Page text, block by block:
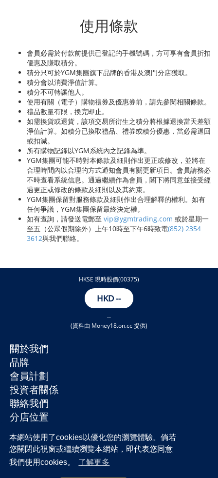
本網站使用了cookies以優化您的瀏覽體驗。倘若
您關閉此視窗或繼續瀏覽本網站，即代表您同意
我們使用cookies。
了解更多
使用條款
會員必需於付款前提供已登記的手機號碼，方可享有會員折扣
優惠及賺取積分。
積分只可於YGM集團旗下品牌的香港及澳門分店獲取。
積分會以消費淨值計算。
積分不可轉讓他人。
使用有關（電子）購物禮券及優惠券前，請先參閱相關條款。
禮品數量有限，換完即止。
如需換貨或退貨，該項交易所衍生之積分將根據退換當天差額
淨值計算。如積分已換取禮品、禮券或積分優惠，當必需退回
或扣減。
所有購物記錄以YGM系統內之記錄為準。
YGM集團可能不時對本條款及細則作出更正或修改，並將在
合理時間內以合理的方式通知會員有關更新項目。會員請務必
不時查看系統信息。通過繼續作為會員，閣下將同意並接受經
過更正或修改的條款及細則以及其約束。
YGM集團保留對服務條款及細則作出合理解釋的權利。如有
任何爭議，YGM集團保留最終決定權。
如有查詢，請發送電郵至 vip@ygmtrading.com 或於星期一
至五（公眾假期除外）上午10時至下午6時致電(852) 2354
3612與我們聯絡。
HKSE 現時股價(00375)
HKD--
--
(資料由 Money18.on.cc 提供)
關於我們
品牌
會員計劃
投資者關係
聯絡我們
分店位置